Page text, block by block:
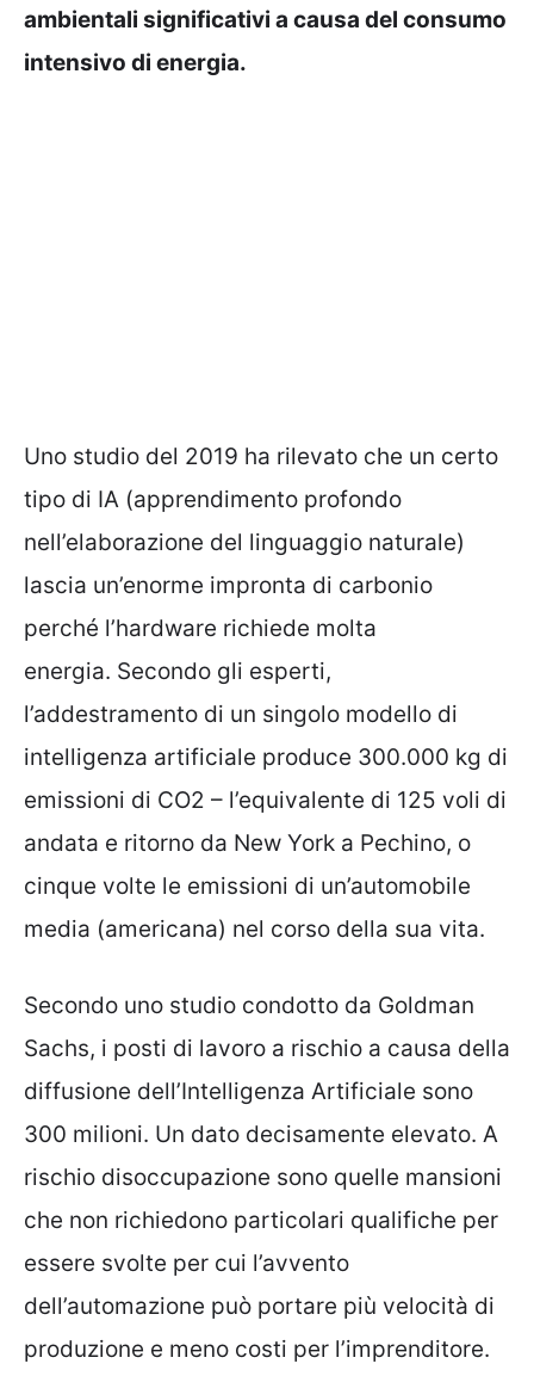
ambientali significativi a causa del consumo
intensivo di energia.
Uno studio del 2019 ha rilevato che un certo
tipo di IA (apprendimento profondo
nell’elaborazione del linguaggio naturale)
lascia un’enorme impronta di carbonio
perché l’hardware richiede molta
energia. Secondo gli esperti,
l’addestramento di un singolo modello di
intelligenza artificiale produce 300.000 kg di
emissioni di CO2 – l’equivalente di 125 voli di
andata e ritorno da New York a Pechino, o
cinque volte le emissioni di un’automobile
media (americana) nel corso della sua vita.
Secondo uno studio condotto da Goldman
Sachs, i posti di lavoro a rischio a causa della
diffusione dell’Intelligenza Artificiale sono
300 milioni. Un dato decisamente elevato. A
rischio disoccupazione sono quelle mansioni
che non richiedono particolari qualifiche per
essere svolte per cui l’avvento
dell’automazione può portare più velocità di
produzione e meno costi per l’imprenditore.